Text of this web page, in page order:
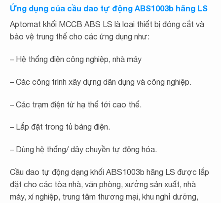
Ứng dụng của cầu dao tự động ABS1003b hãng LS
Aptomat khối MCCB ABS LS là loại thiết bị đóng cắt và
bảo vệ trung thế cho các ứng dụng như:
– Hệ thống điện công nghiệp, nhà máy
– Các công trình xây dựng dân dụng và công nghiệp.
– Các trạm điện từ hạ thế tới cao thế.
– Lắp đặt trong tủ bảng điện.
– Dùng hệ thống/ dây chuyền tự động hóa.
Cầu dao tự động dạng khối ABS1003b hãng LS được lắp
đặt cho các tòa nhà, văn phòng, xưởng sản xuất, nhà
máy, xí nghiệp, trung tâm thương mại, khu nghỉ dưỡng,